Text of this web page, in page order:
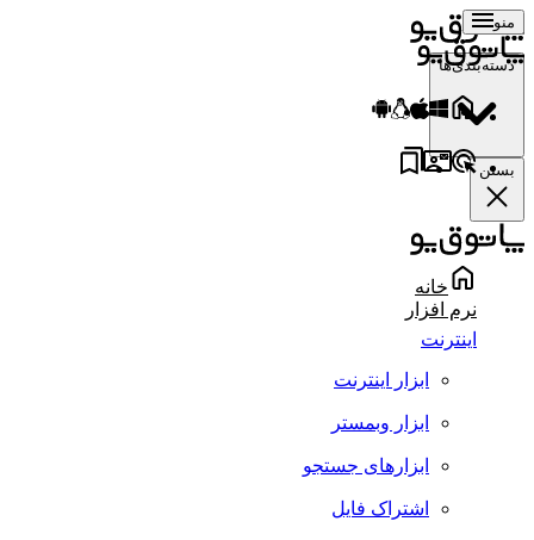
منو
دسته‌بندی‌ها
بستن
خانه
نرم افزار
اینترنت
ابزار اینترنت
ابزار وبمستر
ابزارهای جستجو
اشتراک فایل